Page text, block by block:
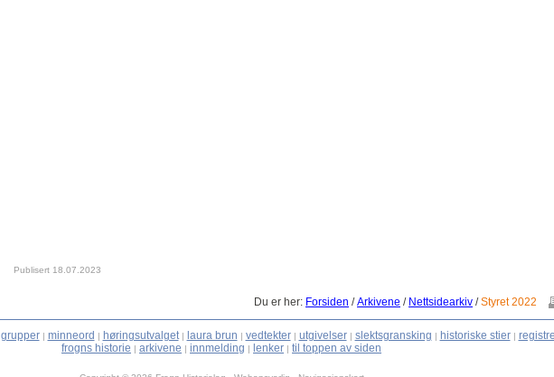
Publisert 18.07.2023
Du er her: Forsiden /Arkivene / Nettsidearkiv /Styret 2022
grupper| minneord | høringsutvalget| laura brun | vedtekter| utgivelser| slektsgransking | historiske stier|
frogns historie | arkivene | innmelding | lenker | til toppen av siden